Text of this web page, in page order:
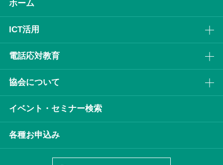
ホーム
ICT活⽤
電話応対教育
協会について
イベント・セミナー検索
各種お申込み